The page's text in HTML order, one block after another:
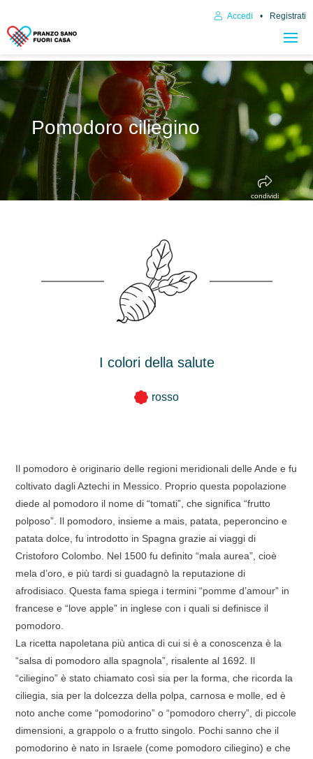
Accedi Registrati
Pomodoro ciliegino
condividi
Il pomodoro è originario delle regioni meridionali delle Ande e fu
coltivato dagli Aztechi in Messico. Proprio questa popolazione
diede al pomodoro il nome di “tomati”, che significa “frutto
polposo”. Il pomodoro, insieme a mais, patata, peperoncino e
patata dolce, fu introdotto in Spagna grazie ai viaggi di
Cristoforo Colombo. Nel 1500 fu definito “mala aurea”, cioè
mela d’oro, e più tardi si guadagnò la reputazione di
afrodisiaco. Questa fama spiega i termini “pomme d’amour” in
francese e “love apple” in inglese con i quali si definisce il
pomodoro.
La ricetta napoletana più antica di cui si è a conoscenza è la
“salsa di pomodoro alla spagnola”, risalente al 1692. Il
“ciliegino” è stato chiamato così sia per la forma, che ricorda la
ciliegia, sia per la dolcezza della polpa, carnosa e molle, ed è
noto anche come “pomodorino” o “pomodoro cherry”, di piccole
dimensioni, a grappolo o a frutto singolo. Pochi sanno che il
pomodorino è nato in Israele (come pomodoro ciliegino) e che
I colori della salute
rosso